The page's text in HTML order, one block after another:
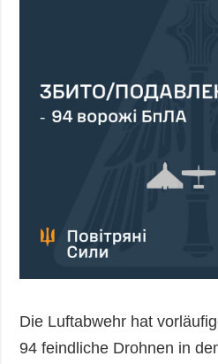
Die Luftabwehr hat
94 feindliche Drohnen in